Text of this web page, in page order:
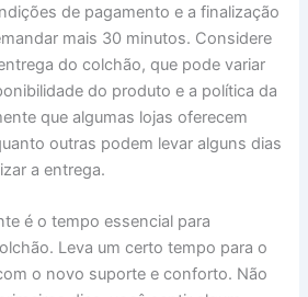
de pagamento e a finalização
mais 30 minutos. Considere
do colchão, que pode variar
do produto e a política da
que algumas lojas oferecem
outras podem levar alguns dias
a entrega.
é o tempo essencial para
Leva um certo tempo para o
o novo suporte e conforto. Não